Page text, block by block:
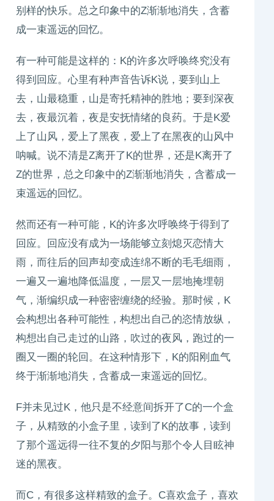
别样的快乐。总之印象中的Z渐渐地消失，含蓄
成一束遥远的回忆。
有一种可能是这样的：K的许多次呼唤终究没有
得到回应。心里有种声音告诉K说，要到山上
去，山最稳重，山是寄托精神的胜地；要到深夜
去，夜最沉着，夜是安抚情绪的良药。于是K爱
上了山风，爱上了黑夜，爱上了在黑夜的山风中
呐喊。说不清是Z离开了K的世界，还是K离开了
Z的世界，总之印象中的Z渐渐地消失，含蓄成一
束遥远的回忆。
然而还有一种可能，K的许多次呼唤终于得到了
回应。回应没有成为一场能够立刻熄灭恋情大
雨，而往后的回声却变成连绵不断的毛毛细雨，
一遍又一遍地降低温度，一层又一层地掩埋朝
气，渐编织成一种密密缠绕的经验。那时候，K
会构想出各种可能性，构想出自己的恣情放纵，
构想出自己走过的山路，吹过的夜风，跑过的一
圈又一圈的轮回。在这种情形下，K的阳刚血气
终于渐渐地消失，含蓄成一束遥远的回忆。
F并未见过K，他只是不经意间拆开了C的一个盒
子，从精致的小盒子里，读到了K的故事，读到
了那个遥远得一往不复的夕阳与那个令人目眩神
迷的黑夜。
而C，有很多这样精致的盒子。C喜欢盒子，喜欢